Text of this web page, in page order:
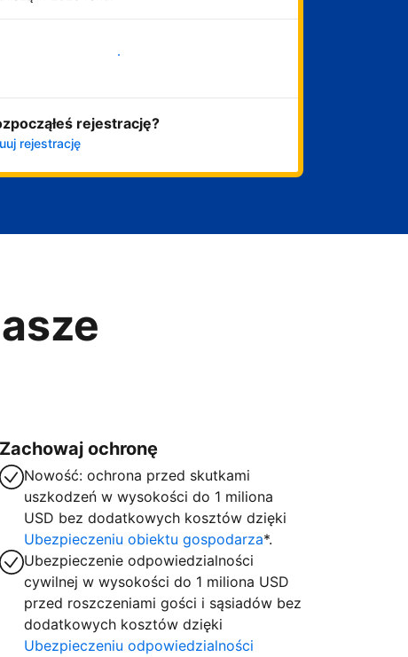
Zacznij już teraz
rejestrację?
rejestrację
Zachowaj ochronę
Nowość: ochrona przed skutkami
uszkodzeń w wysokości do 1 miliona
USD bez dodatkowych kosztów dzięki
Ubezpieczeniu obiektu gospodarza*.
Ubezpieczenie odpowiedzialności
cywilnej w wysokości do 1 miliona USD
przed roszczeniami gości i sąsiadów bez
dodatkowych kosztów dzięki
Ubezpieczeniu odpowiedzialności